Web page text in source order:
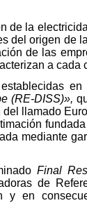
de la
del origen de
de las
a
(RE-DISS)»,
llamado
mediante
Final
de
y en